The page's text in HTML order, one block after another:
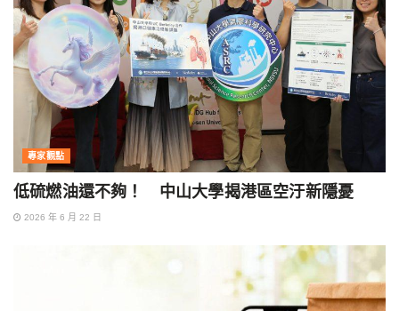
專家觀點
低硫燃油還不夠！ 中山大學揭港區空汙新隱憂
2026 年 6 月 22 日